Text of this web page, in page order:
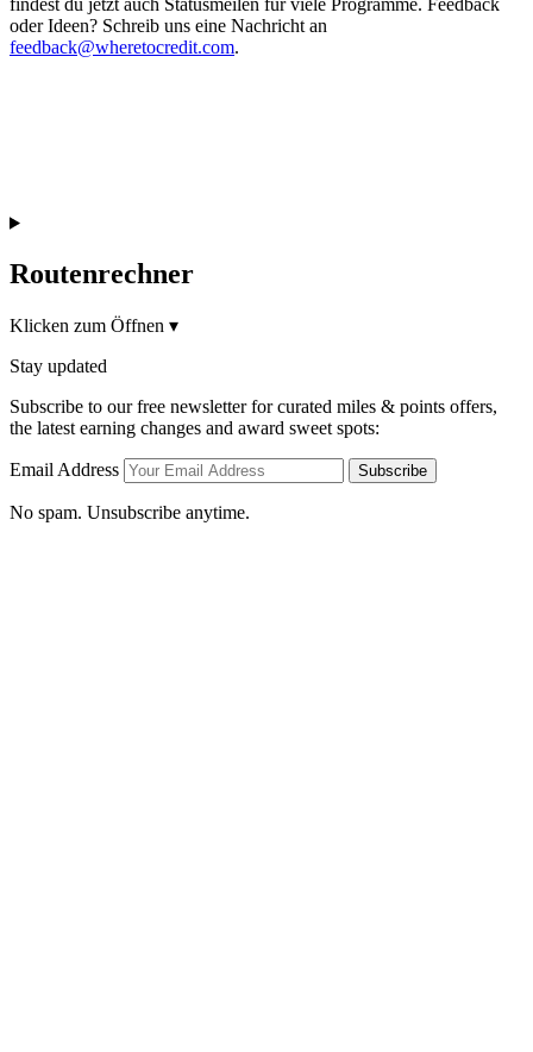
oder Ideen? Schreib uns eine Nachricht an
feedback@wheretocredit.com.
Routenrechner
Klicken zum Öffnen ▾
Stay updated
Subscribe to our free newsletter for curated miles & points offers,
the latest earning changes and award sweet spots:
Email Address Subscribe
No spam. Unsubscribe anytime.